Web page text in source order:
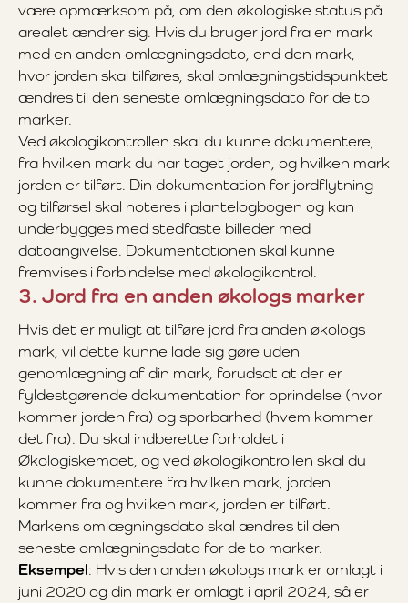
være opmærksom på, om den økologiske status på
arealet ændrer sig. Hvis du bruger jord fra en mark
med en anden omlægningsdato, end den mark,
hvor jorden skal tilføres, skal omlægningstidspunktet
ændres til den seneste omlægningsdato for de to
marker.
Ved økologikontrollen skal du kunne dokumentere,
fra hvilken mark du har taget jorden, og hvilken mark
jorden er tilført. Din dokumentation for jordflytning
og tilførsel skal noteres i plantelogbogen og kan
underbygges med stedfaste billeder med
datoangivelse. Dokumentationen skal kunne
fremvises i forbindelse med økologikontrol.
3. Jord fra en anden økologs marker
Hvis det er muligt at tilføre jord fra anden økologs
mark, vil dette kunne lade sig gøre uden
genomlægning af din mark, forudsat at der er
fyldestgørende dokumentation for oprindelse (hvor
kommer jorden fra) og sporbarhed (hvem kommer
det fra). Du skal indberette forholdet i
Økologiskemaet, og ved økologikontrollen skal du
kunne dokumentere fra hvilken mark, jorden
kommer fra og hvilken mark, jorden er tilført.
Markens omlægningsdato skal ændres til den
seneste omlægningsdato for de to marker.
Eksempel: Hvis den anden økologs mark er omlagt i
juni 2020 og din mark er omlagt i april 2024, så er